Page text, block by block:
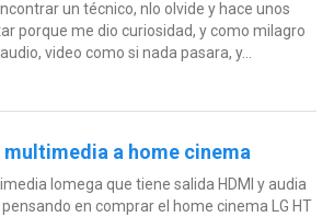
un técnico, nlo olvide y hace unos
porque me dio curiosidad, y como milagro
video como si nada pasara, y...
a home cinema
Iomega que tiene salida HDMI y audia
en comprar el home cinema LG HT